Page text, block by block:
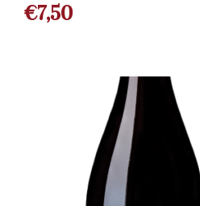
€7,50